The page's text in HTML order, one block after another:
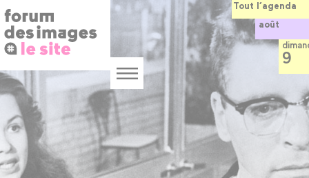
Panneau de gestion des cookies
au
contenu
principal
Menu
Tout l’agenda
août
9